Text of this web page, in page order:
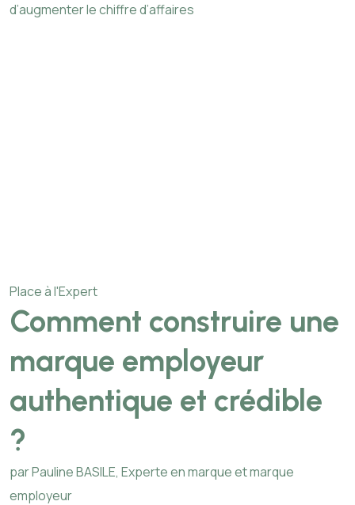
d’augmenter le chiffre d’affaires
Place à l'Expert
Comment construire une
marque employeur
authentique et crédible
?
par Pauline BASILE, Experte en marque et marque
employeur